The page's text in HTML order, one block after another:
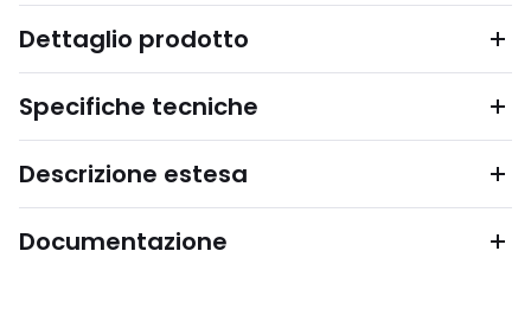
Dettaglio prodotto
Specifiche tecniche
Descrizione estesa
Documentazione